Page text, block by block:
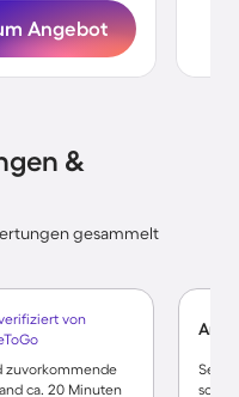
Angebot
&
gesammelt
von
zuvorkommende
ca. 20 Minuten
Anja
Sehr